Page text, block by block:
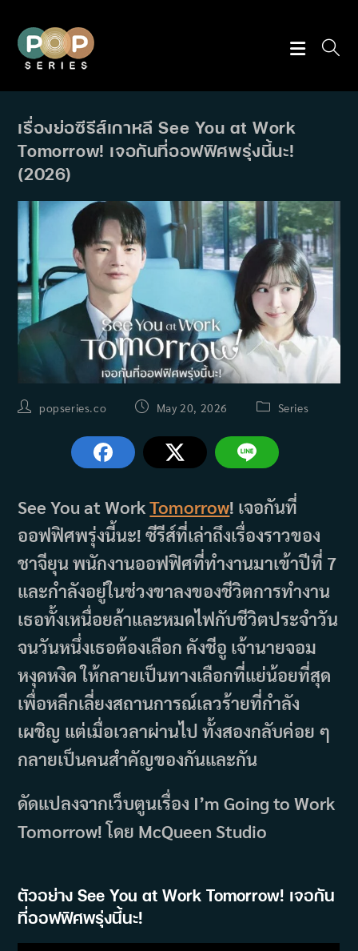
content
เรื่องย่อซีรีส์เกาหลี See You at Work
Tomorrow! เจอกันที่ออฟฟิศพรุ่งนี้นะ!
(2026)
Postpopseries.co
PostMay 20, 2026
PostSeries
See You at WorkTomorrow! เจอกันที่
ออฟฟิศพรุ่งนี้นะ! ซีรีส์ที่เล่าถึงเรื่องราวของ
ชาจียุน พนักงานออฟฟิศที่ทำงานมาเข้าปีที่ 7
และกำลังอยู่ในช่วงขาลงของชีวิตการทำงาน
เธอทั้งเหนื่อยล้าและหมดไฟกับชีวิตประจำวัน
จนวันหนึ่งเธอต้องเลือก คังชีอู เจ้านายจอม
หงุดหงิด ให้กลายเป็นทางเลือกที่แย่น้อยที่สุด
เพื่อหลีกเลี่ยงสถานการณ์เลวร้ายที่กำลัง
เผชิญ แต่เมื่อเวลาผ่านไป ทั้งสองกลับค่อย ๆ
กลายเป็นคนสำคัญของกันและกัน
ดัดแปลงจากเว็บตูนเรื่อง I’m Going to Work
Tomorrow! โดย McQueen Studio
ตัวอย่าง See You at Work Tomorrow! เจอกัน
ที่ออฟฟิศพรุ่งนี้นะ!